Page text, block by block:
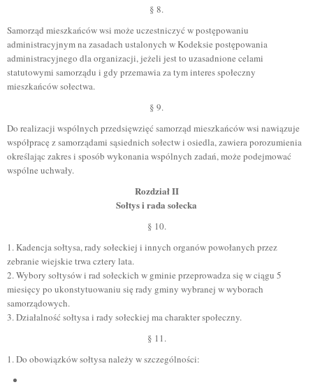
§ 8.
Samorząd mieszkańców wsi może uczestniczyć w postępowaniu
administracyjnym na zasadach ustalonych w Kodeksie postępowania
administracyjnego dla organizacji, jeżeli jest to uzasadnione celami
statutowymi samorządu i gdy przemawia za tym interes społeczny
mieszkańców sołectwa.
§ 9.
Do realizacji wspólnych przedsięwzięć samorząd mieszkańców wsi nawiązuje
współpracę z samorządami sąsiednich sołectw i osiedla, zawiera porozumienia
określając zakres i sposób wykonania wspólnych zadań, może podejmować
wspólne uchwały.
Rozdział II
Sołtys i rada sołecka
§ 10.
1. Kadencja sołtysa, rady sołeckiej i innych organów powołanych przez
zebranie wiejskie trwa cztery lata.
2. Wybory sołtysów i rad sołeckich w gminie przeprowadza się w ciągu 5
miesięcy po ukonstytuowaniu się rady gminy wybranej w wyborach
samorządowych.
3. Działalność sołtysa i rady sołeckiej ma charakter społeczny.
§ 11.
1. Do obowiązków sołtysa należy w szczególności: